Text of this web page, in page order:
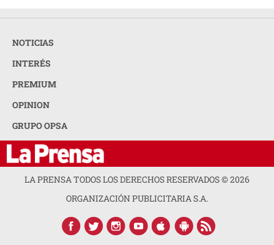
NOTICIAS
INTERÉS
PREMIUM
OPINION
GRUPO OPSA
LA PRENSA TODOS LOS DERECHOS RESERVADOS ©2026
ORGANIZACIÓN PUBLICITARIA S.A.